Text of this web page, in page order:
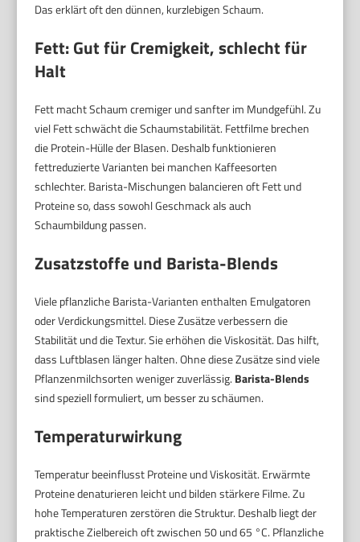
Das erklärt oft den dünnen, kurzlebigen Schaum.
Fett: Gut für Cremigkeit, schlecht für
Halt
Fett macht Schaum cremiger und sanfter im Mundgefühl. Zu
viel Fett schwächt die Schaumstabilität. Fettfilme brechen
die Protein-Hülle der Blasen. Deshalb funktionieren
fettreduzierte Varianten bei manchen Kaffeesorten
schlechter. Barista-Mischungen balancieren oft Fett und
Proteine so, dass sowohl Geschmack als auch
Schaumbildung passen.
Zusatzstoffe und Barista-Blends
Viele pflanzliche Barista-Varianten enthalten Emulgatoren
oder Verdickungsmittel. Diese Zusätze verbessern die
Stabilität und die Textur. Sie erhöhen die Viskosität. Das hilft,
dass Luftblasen länger halten. Ohne diese Zusätze sind viele
Pflanzenmilchsorten weniger zuverlässig. Barista-Blends
sind speziell formuliert, um besser zu schäumen.
Temperaturwirkung
Temperatur beeinflusst Proteine und Viskosität. Erwärmte
Proteine denaturieren leicht und bilden stärkere Filme. Zu
hohe Temperaturen zerstören die Struktur. Deshalb liegt der
praktische Zielbereich oft zwischen 50 und 65 °C. Pflanzliche